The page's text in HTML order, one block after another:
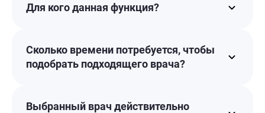
Для кого данная функция?
Сколько времени потребуется, чтобы
подобрать подходящего врача?
Выбранный врач действительно